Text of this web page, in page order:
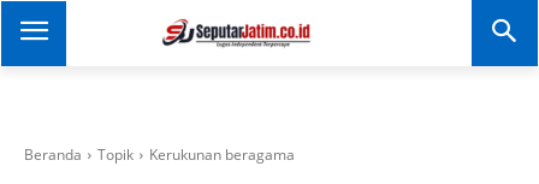
SEPUTAR JATIM
Portal Informasi Dan
Beranda Topik Kerukunan beragama